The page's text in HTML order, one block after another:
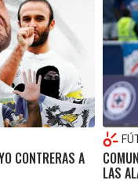
CONTRERAS A
LAS